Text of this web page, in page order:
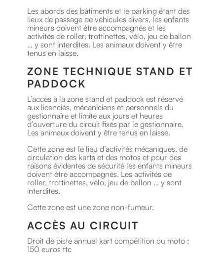
Les abords des bâtiments et le parking étant des
lieux de passage de véhicules divers, les enfants
mineurs doivent être accompagnés et les
activités de roller, trottinettes, vélo, jeu de ballon
… y sont interdites. Les animaux doivent y être
tenus en laisse.
ZONE TECHNIQUE STAND ET
PADDOCK
L’accès à la zone stand et paddock est réservé
aux licenciés, mécaniciens et personnels du
gestionnaire et limité aux jours et heures
d’ouverture du circuit fixés par le gestionnaire.
Les animaux doivent y être tenus en laisse.
Cette zone est le lieu d’activités mécaniques, de
circulation des karts et des motos et pour des
raisons évidentes de sécurité les enfants mineurs
doivent être accompagnés. Les activités de
roller, trottinettes, vélo, jeu de ballon … y sont
interdites.
Cette zone est une zone non-fumeur.
ACCÈS AU CIRCUIT
Droit de piste annuel kart compétition ou moto :
150 euros ttc